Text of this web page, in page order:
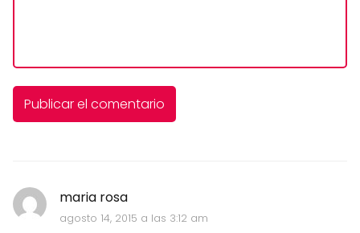
maria rosa
agosto 14, 2015 a las 3:12 am